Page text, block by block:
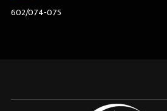
602/074-075